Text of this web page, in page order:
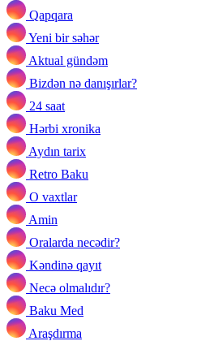
Qapqara
Yeni bir səhər
Aktual gündəm
Bizdən nə danışırlar?
24 saat
Hərbi xronika
Aydın tarix
Retro Baku
O vaxtlar
Amin
Oralarda necədir?
Kəndinə qayıt
Necə olmalıdır?
Baku Med
Araşdırma